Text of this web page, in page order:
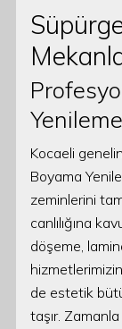
Kocaeli
Boyama
zeminlerini
canlılığına
döşeme,
de estetik
taşır.